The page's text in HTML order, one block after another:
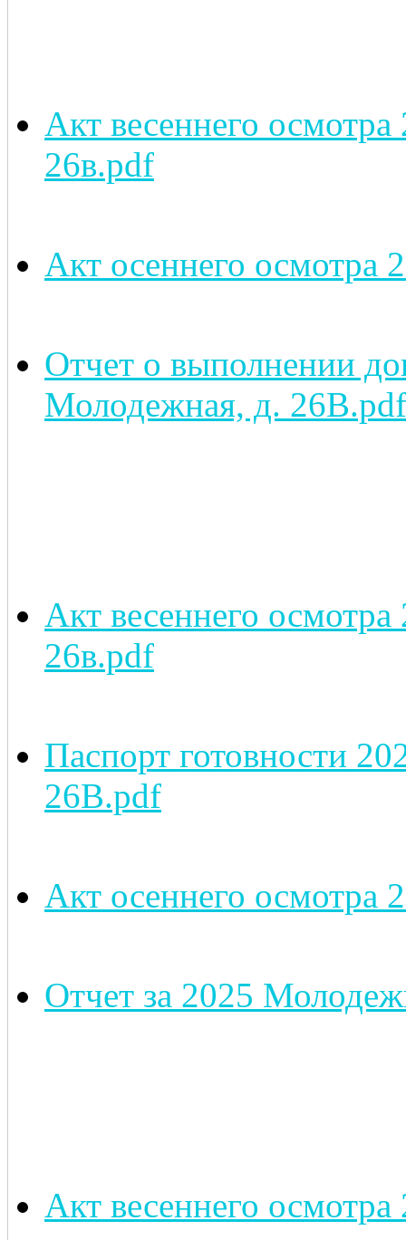
Акт весеннего
26в.pdf
Акт осеннего осмотра
Отчет о выполнении
Молодежная, д. 26В.pdf
Акт весеннего
26в.pdf
Паспорт готовности
26В.pdf
Акт осеннего осмотра
Отчет за 2025
Акт весеннего